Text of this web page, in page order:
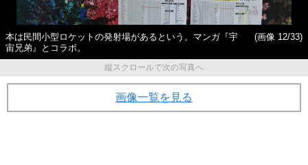
本は民間小型ロケットの発射場があるという。マンガ『宇
宙兄弟』とコラボ。
(画像 12/33)
縦スクロールで次の写真へ
画像一覧を見る